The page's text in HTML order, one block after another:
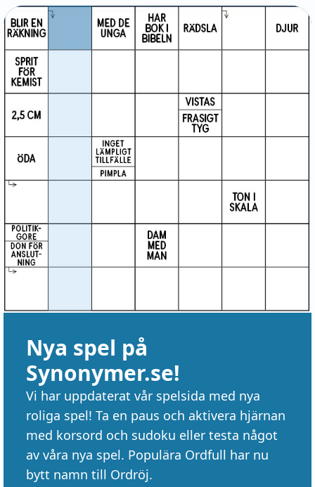
Nya spel på
Synonymer.se!
Vi har uppdaterat vår spelsida med nya
roliga spel! Ta en paus och aktivera hjärnan
med korsord och sudoku eller testa något
av våra nya spel. Populära Ordfull har nu
bytt namn till Ordröj.